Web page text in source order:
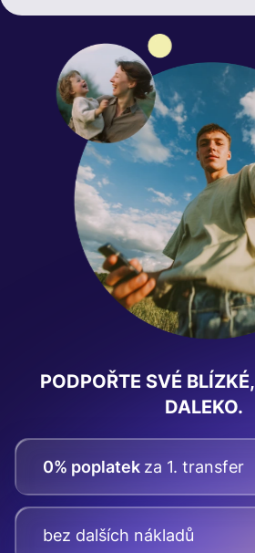
PODPOŘTE SVÉ BLÍZKÉ,
DALEKO.
0% poplatek za 1. transfer
bez dalších nákladů